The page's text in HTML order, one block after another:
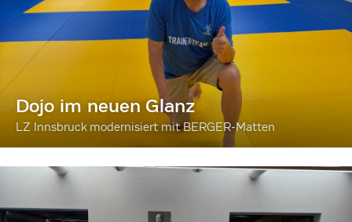
Dojo im neuen Glanz
LZ Innsbruck modernisiert mit BERGER-Matten